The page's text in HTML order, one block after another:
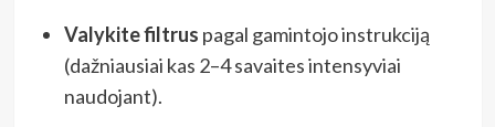
Valykite filtrus pagal gamintojo instrukciją
(dažniausiai kas 2–4 savaites intensyviai
naudojant).